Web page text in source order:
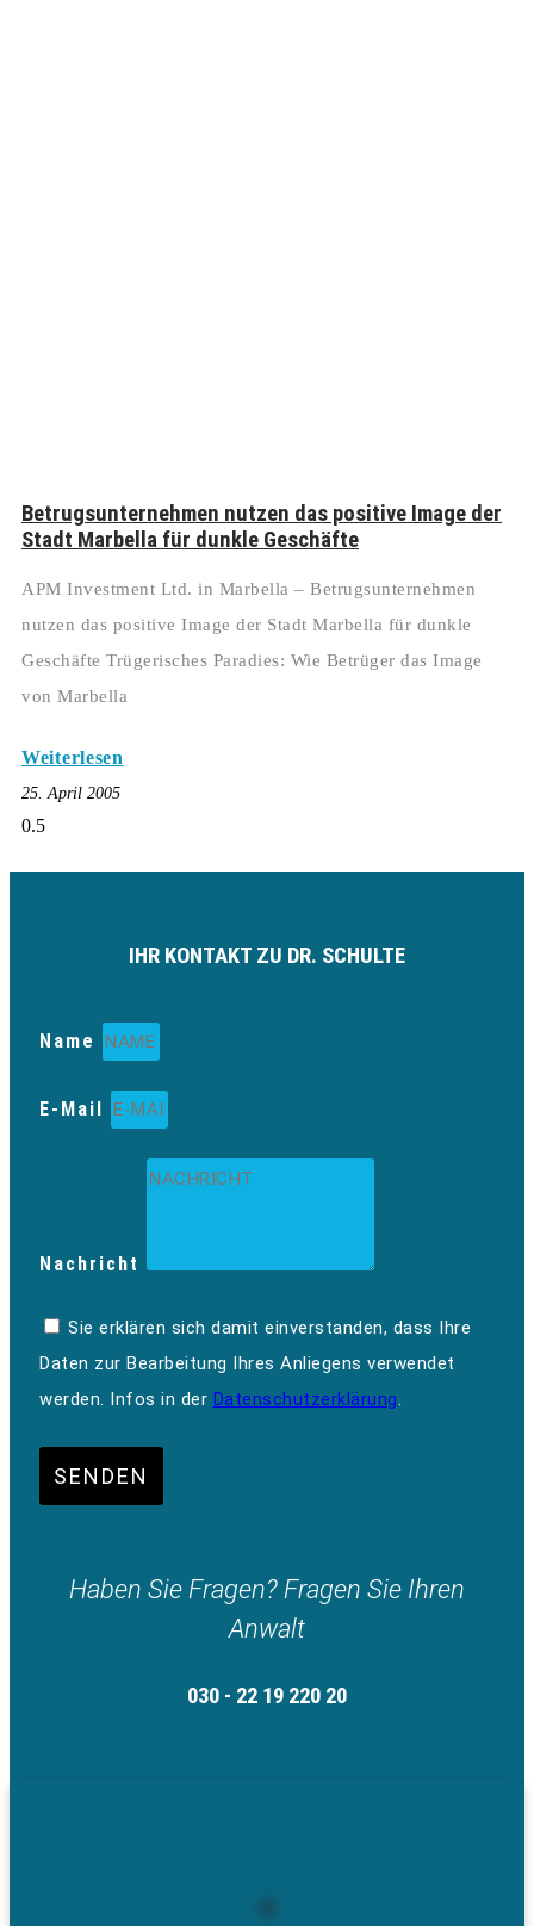
Betrugsunternehmen nutzen das positive Image der
Stadt Marbella für dunkle Geschäfte
APM Investment Ltd. in Marbella – Betrugsunternehmen
nutzen das positive Image der Stadt Marbella für dunkle
Geschäfte Trügerisches Paradies: Wie Betrüger das Image
von Marbella
Weiterlesen
25. April 2005
IHR KONTAKT ZU DR. SCHULTE
Name
E-Mail
Nachricht
Sie erklären sich damit einverstanden, dass Ihre
Daten zur Bearbeitung Ihres Anliegens verwendet
werden. Infos in der Datenschutzerklärung.
SENDEN
Haben Sie Fragen? Fragen Sie Ihren
Anwalt
030 - 22 19 220 20